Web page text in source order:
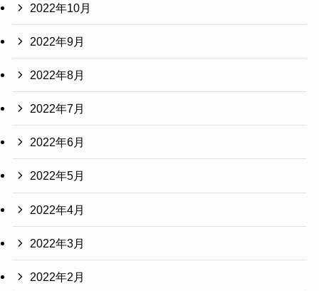
2022年10月
2022年9月
2022年8月
2022年7月
2022年6月
2022年5月
2022年4月
2022年3月
2022年2月